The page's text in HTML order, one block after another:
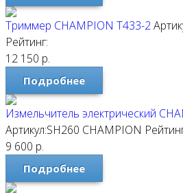
Триммер CHAMPION T433-2
Рейтинг:
12 150 р.
Подробнее
Измельчитель электрический
Артикул:SH260 CHAMPION
9 600 р.
Подробнее